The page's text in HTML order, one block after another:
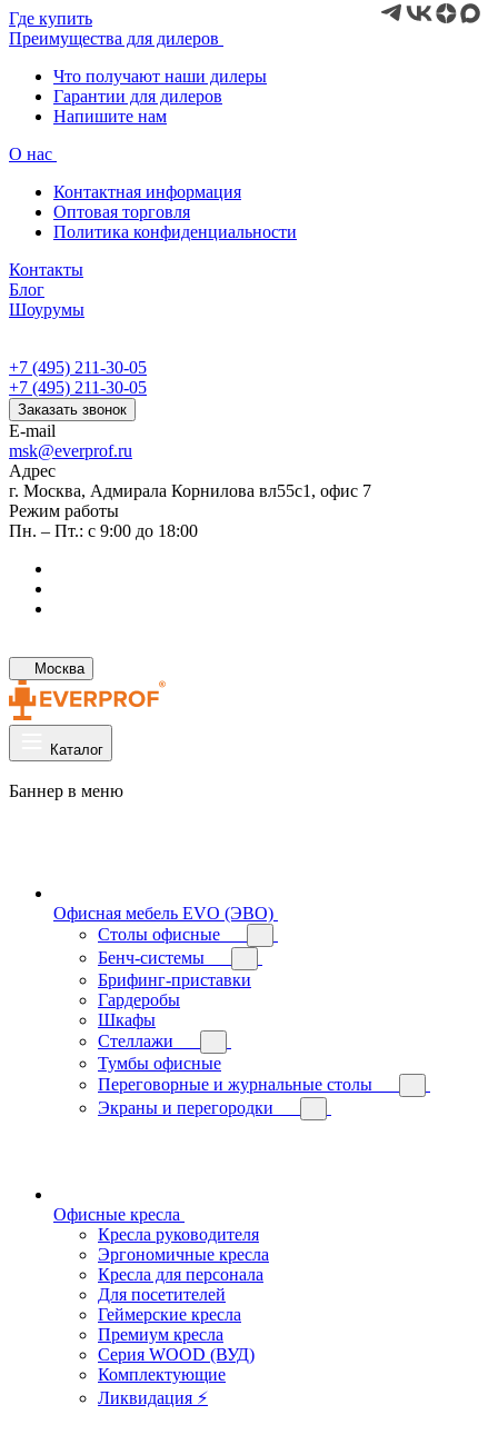
Где купить
Преимущества для дилеров
Что получают наши дилеры
Гарантии для дилеров
Напишите нам
О нас
Контактная информация
Оптовая торговля
Политика конфиденциальности
Контакты
Блог
Шоурумы
+7 (495) 211-30-05
+7 (495) 211-30-05
Заказать звонок
E-mail
msk@everprof.ru
Адрес
г. Москва, Адмирала Корнилова вл55с1, офис 7
Режим работы
Пн. – Пт.: с 9:00 до 18:00
Москва
Каталог
Баннер в меню
Офисная мебель EVO (ЭВО)
Cтолы офисные
Бенч-системы
Брифинг-приставки
Гардеробы
Шкафы
Стеллажи
Тумбы офисные
Переговорные и журнальные столы
Экраны и перегородки
Офисные кресла
Кресла руководителя
Эргономичные кресла
Кресла для персонала
Для посетителей
Геймерские кресла
Премиум кресла
Серия WOOD (ВУД)
Комплектующие
Ликвидация ⚡